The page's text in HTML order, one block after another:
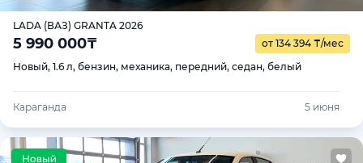
LADA (ВАЗ) GRANTA 2026
5 990 000₸ от 134 394 ₸/мес
Новый, 1.6 л, бензин, механика, передний, седан, белый
Караганда 5 июня